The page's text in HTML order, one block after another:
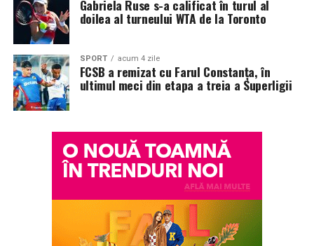
intermediul Ministerului Afacerilor Externe. S-a mai
stipulat că niciun cult religios nu putea exercita vreo
jurisdicţie asupra credincioşilor statului român.
Controlul cultelor de către factorul politic a devenit,
astfel, complet. Totodată au fost trecuţi în rezervă
preoţii militari
Securitate scriitorul Vasile Voiculescu şi alţi 15
intelectuali care participaseră la reuniunile mişcării
„Rugul Aprins” de la Mănăstirea Antim din Bucureşti,
grupare spirituală neagreată de regimul comunist, ce
reunea marile personalităţi ale intelectualităţii creştin-
ortodoxe din acea vreme
Gabriela Ruse s-a calificat în turul al
doilea al turneului WTA de la Toronto
SPORT acum 4 zile
FCSB a remizat cu Farul Constanța, în
ultimul meci din etapa a treia a Superligii